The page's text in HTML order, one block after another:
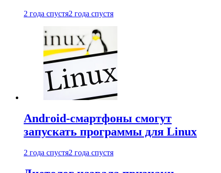
2 года спустя2 года спустя
Android-смартфоны смогут
запускать программы для Linux
2 года спустя2 года спустя